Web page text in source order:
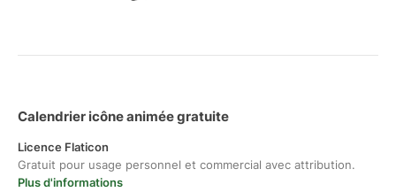
Calendrier icône animée gratuite
Licence Flaticon
Gratuit pour usage personnel et commercial avec attribution.
Plus d'informations